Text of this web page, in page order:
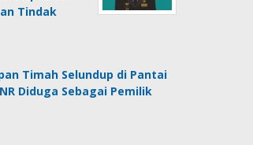
Tindak
Timah Selundup di Pantai
Diduga Sebagai Pemilik